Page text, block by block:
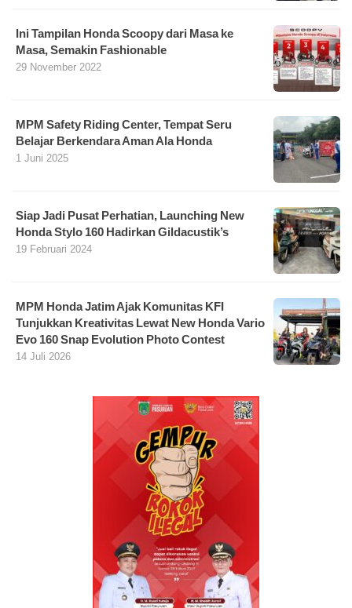
Ini Tampilan Honda Scoopy dari Masa ke
Masa, Semakin Fashionable
29 November 2022
MPM Safety Riding Center, Tempat Seru
Belajar Berkendara Aman Ala Honda
1 Juni 2025
Siap Jadi Pusat Perhatian, Launching New
Honda Stylo 160 Hadirkan Gildacustik’s
19 Februari 2024
MPM Honda Jatim Ajak Komunitas KFI
Tunjukkan Kreativitas Lewat New Honda Vario
Evo 160 Snap Evolution Photo Contest
14 Juli 2026